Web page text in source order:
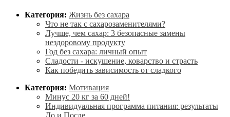
Категория: Жизнь без сахара
Что не так с сахарозаменителями?
Лучше, чем сахар: 3 безопасные замены
нездоровому продукту
Год без сахара: личный опыт
Сладости - искушение, коварство и страсть
Как победить зависимость от сладкого
Категория: Мотивация
Минус 20 кг за 60 дней!
Индивидуальная программа питания: результаты
До и После